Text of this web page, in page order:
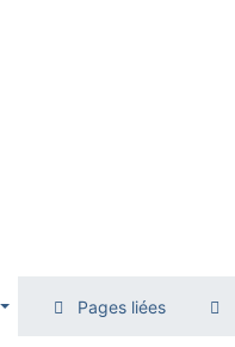
Pages liées